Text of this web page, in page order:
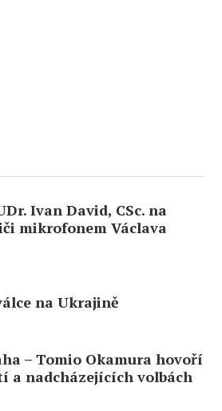
Ivan David, CSc. na
mikrofonem Václava
na Ukrajině
– Tomio Okamura hovoří
a nadcházejících volbách